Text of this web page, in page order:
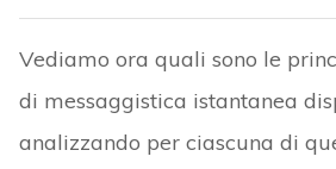
Vediamo ora quali sono le
di messaggistica istantanea
analizzando per ciascuna di